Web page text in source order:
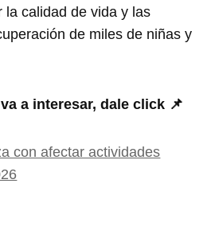
la calidad de vida y las
de miles de niñas y
a interesar, dale click 📌
con afectar actividades